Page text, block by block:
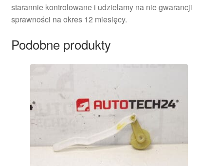
starannie kontrolowane i udzielamy na nie gwarancji
sprawności na okres 12 miesięcy.
Podobne produkty